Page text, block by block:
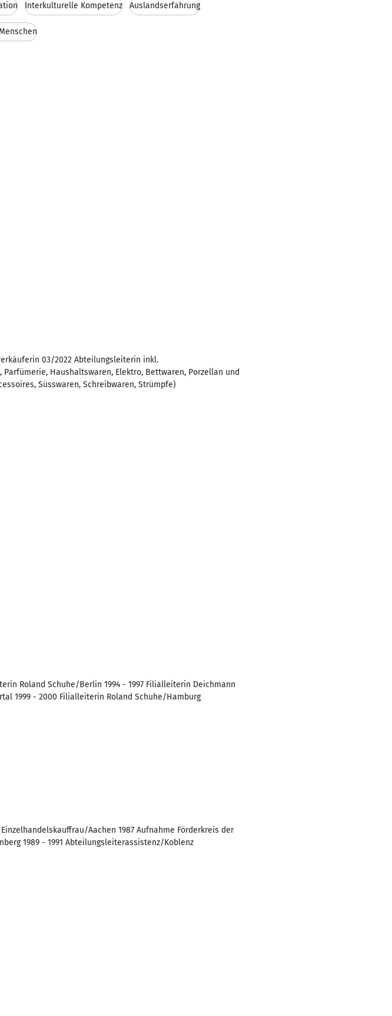
Interkulturelle Kompetenz Auslandserfahrung
03/2022 Abteilungsleiterin inkl.
Haushaltswaren, Elektro, Bettwaren, Porzellan und
Süsswaren, Schreibwaren, Strümpfe)
Roland Schuhe/Berlin 1994 - 1997 Filialleiterin Deichmann
1999 - 2000 Filialleiterin Roland Schuhe/Hamburg
Aachen 1987 Aufnahme Förderkreis der
1989 - 1991 Abteilungsleiterassistenz/Koblenz